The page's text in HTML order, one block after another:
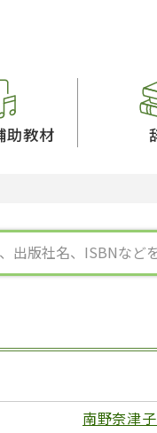
験対策
助教材
向け補助
典
辞典
語辞典
南野奈津